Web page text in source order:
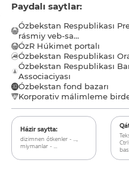
Paydalı saytlar:
Ózbekstan Respublikası
rásmiy veb-sa...
ÓzR Húkimet portalı
Ózbekstan Respublikası
Ózbekstan Respublikası
Associaciyası
Ózbekstan fond bazarı
Korporativ málimleme
Házir saytta:
dizimnen ótkenler - ...,
miymanlar - ...